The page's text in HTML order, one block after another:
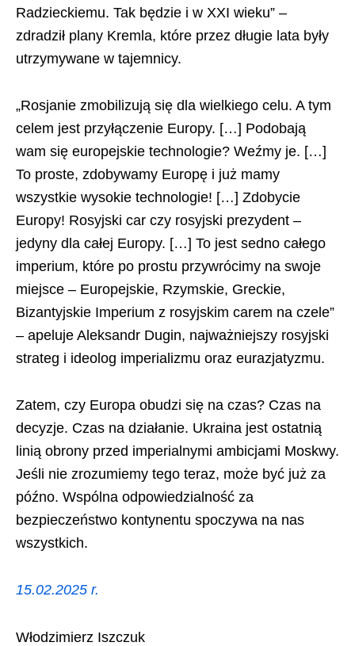
Radzieckiemu. Tak będzie i w XXI wieku” –
zdradził plany Kremla, które przez długie lata były
utrzymywane w tajemnicy.
„Rosjanie zmobilizują się dla wielkiego celu. A tym
celem jest przyłączenie Europy. […] Podobają
wam się europejskie technologie? Weźmy je. […]
To proste, zdobywamy Europę i już mamy
wszystkie wysokie technologie! […] Zdobycie
Europy! Rosyjski car czy rosyjski prezydent –
jedyny dla całej Europy. […] To jest sedno całego
imperium, które po prostu przywrócimy na swoje
miejsce – Europejskie, Rzymskie, Greckie,
Bizantyjskie Imperium z rosyjskim carem na czele”
– apeluje Aleksandr Dugin, najważniejszy rosyjski
strateg i ideolog imperializmu oraz eurazjatyzmu.
Zatem, czy Europa obudzi się na czas? Czas na
decyzje. Czas na działanie. Ukraina jest ostatnią
linią obrony przed imperialnymi ambicjami Moskwy.
Jeśli nie zrozumiemy tego teraz, może być już za
późno. Wspólna odpowiedzialność za
bezpieczeństwo kontynentu spoczywa na nas
wszystkich.
15.02.2025 r.
Włodzimierz Iszczuk